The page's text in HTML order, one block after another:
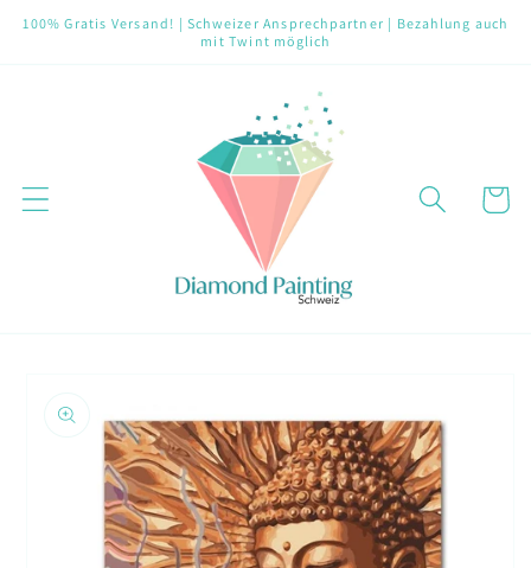
zum
100% Gratis Versand! | Schweizer Ansprechpartner | Bezahlung auch
mit Twint möglich